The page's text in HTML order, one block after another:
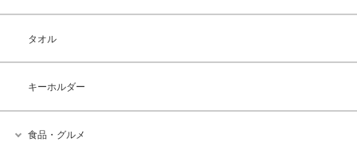
タオル
キーホルダー
食品・グルメ